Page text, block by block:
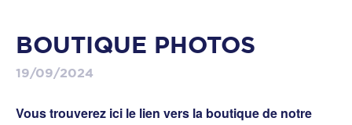
BOUTIQUE PHOTOS
19/09/2024
Vous trouverez ici le lien vers la boutique de notre